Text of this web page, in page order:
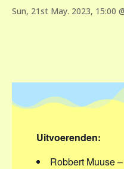
Sun, 21st May. 2023, 15:00
Uitvoerenden:
Robbert Muuse